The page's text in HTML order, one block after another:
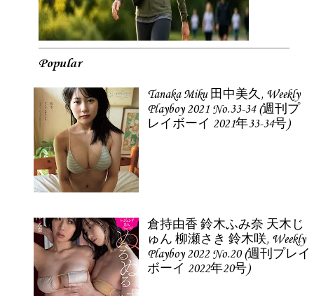
Popular
Tanaka Miku 田中美久, Weekly
Playboy 2021 No.33-34 (週刊プ
レイボーイ 2021年33-34号)
倉持由香 鈴木ふみ奈 天木じ
ゅん 柳瀬さき 鈴木咲, Weekly
Playboy 2022 No.20 (週刊プレイ
ボーイ 2022年20号)